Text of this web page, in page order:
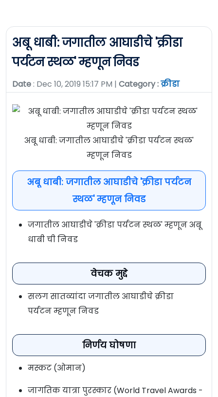
अबू धाबी: जगातील आघाडीचे 'क्रीडा
पर्यटन स्थळ' म्हणून निवड
Date: Dec 10, 2019 15:17 PM | Category :क्रीडा
अबू धाबी: जगातील आघाडीचे 'क्रीडा पर्यटन स्थळ'
म्हणून निवड
अबू धाबी: जगातील आघाडीचे 'क्रीडा पर्यटन
स्थळ' म्हणून निवड
जगातील आघाडीचे 'क्रीडा पर्यटन स्थळ' म्हणून अबू
धाबी ची निवड
वेचक मुद्दे
सलग सातव्यांदा जगातील आघाडीचे क्रीडा
पर्यटन म्हणून निवड
निर्णय घोषणा
मस्कट (ओमान)
जागतिक यात्रा पुरस्कार (World Travel Awards -